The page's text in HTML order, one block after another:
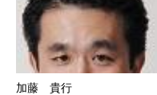
加藤 貴行